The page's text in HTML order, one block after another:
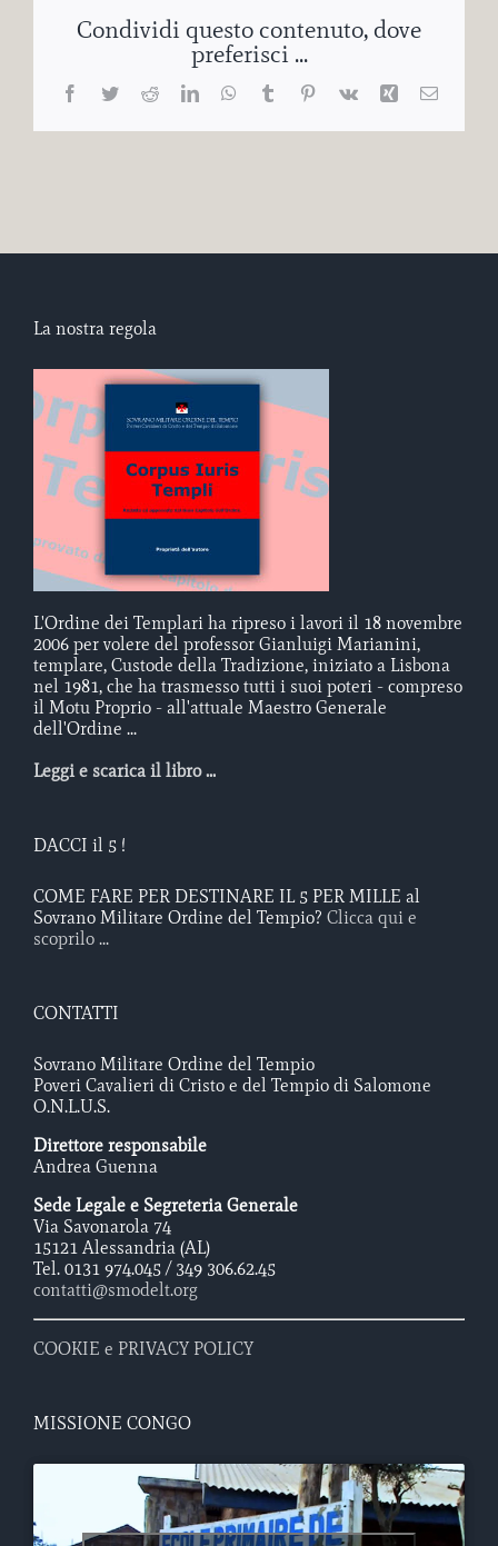
Condividi questo contenuto, dove
preferisci ...
Facebook
TwitterRedditLinkedInWhatsApp
TumblrPinterest
Vk Xing Email
La nostra regola
L'Ordine dei Templari ha ripreso i lavori il 18 novembre
2006 per volere del professor Gianluigi Marianini,
templare, Custode della Tradizione, iniziato a Lisbona
nel 1981, che ha trasmesso tutti i suoi poteri - compreso
il Motu Proprio - all'attuale Maestro Generale
dell'Ordine ...
Leggi e scarica il libro ...
DACCI il 5 !
COME FARE PER DESTINARE IL 5 PER MILLE al
Sovrano Militare Ordine del Tempio? Clicca qui e
scoprilo ...
CONTATTI
Sovrano Militare Ordine del Tempio
Poveri Cavalieri di Cristo e del Tempio di Salomone
O.N.L.U.S.
Direttore responsabile
Andrea Guenna
Sede Legale e Segreteria Generale
Via Savonarola 74
15121 Alessandria (AL)
Tel. 0131 974.045 / 349 306.62.45
contatti@smodelt.org
COOKIE e PRIVACY POLICY
MISSIONE CONGO